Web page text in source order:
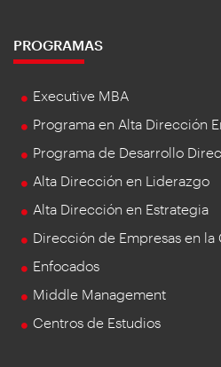
PROGRAMAS
Executive MBA
Programa en Alta Dirección
Programa de Desarrollo
Alta Dirección en Liderazgo
Alta Dirección en Estrategia
Dirección de Empresas en
Enfocados
Middle Management
Centros de Estudios